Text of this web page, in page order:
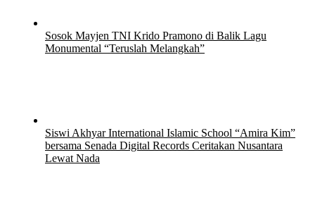
Sosok Mayjen TNI Krido Pramono di Balik Lagu
Monumental “Teruslah Melangkah”
Siswi Akhyar International Islamic School “Amira Kim”
bersama Senada Digital Records Ceritakan Nusantara
Lewat Nada